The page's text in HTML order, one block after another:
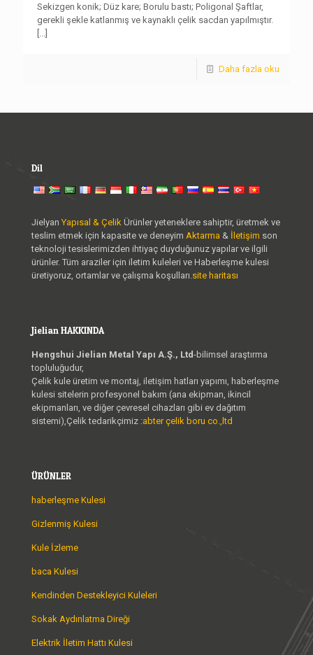
Sekizgen konik; Düz kare; Borulu bastı; Poligonal Şaftlar,
gerekli şekle katlanmış ve kaynaklı çelik sacdan yapılmıştır.
[...]
Daha fazla oku
Dil
Jielyan Yapısal & Çelik Ürünler yeteneklere sahiptir, üretmek ve
teslim etmek için kapasite ve deneyim Aktarma & İletişim son
teknoloji tesislerimizden ihtiyaç duyduğunuz yapılar ve ilgili
ürünler. Tüm araziler için iletim kuleleri ve Haberleşme kulesi
üretiyoruz, ortamlar ve çalışma koşulları.site haritası
Jielian HAKKINDA
Hengshui Jielian Metal Yapı A.Ş., Ltd-bilimsel araştırma
topluluğudur,
Çelik kule üretim ve montaj, iletişim hatları yapımı, haberleşme
kulesi sitelerin profesyonel bakım (ana ekipman, ikincil
ekipmanları, ve diğer çevresel cihazları gibi ev dağıtım
sistemi),Çelik tedarikçimiz :abter çelik boru co.,ltd
ÜRÜNLER
haberleşme Kulesi
Gizlenmiş Kulesi
Kule İzleme
baca Kulesi
Kendinden Destekleyici Kuleleri
Sokak Aydınlatma Direği
Elektrik İletim Hattı Kulesi